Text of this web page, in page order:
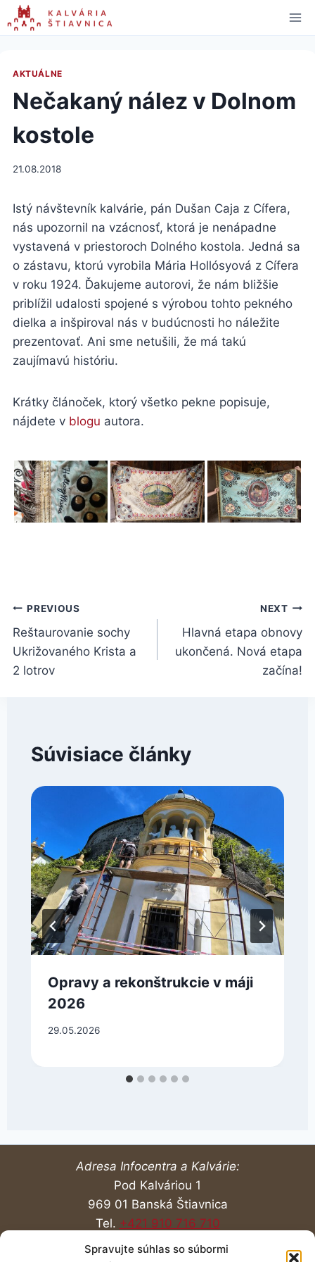
Spravujte súhlas so súbormi
Skip
to
AKTUÁLNE
Nečakaný nález v Dolnom
kostole
21.08.2018
Istý návštevník kalvárie, pán Dušan Caja z Cífera,
nás upozornil na vzácnosť, ktorá je nenápadne
vystavená v priestoroch Dolného kostola. Jedná sa
o zástavu, ktorú vyrobila Mária Hollósyová z Cífera
v roku 1924. Ďakujeme autorovi, že nám bližšie
priblížil udalosti spojené s výrobou tohto pekného
dielka a inšpiroval nás v budúcnosti ho náležite
prezentovať. Ani sme netušili, že má takú
zaujímavú históriu.
Krátky článoček, ktorý všetko pekne popisuje,
nájdete v blogu autora.
Navigácia
v
článku
PREVIOUS
Reštaurovanie sochy
Ukrižovaného Krista a
2 lotrov
NEXT
Hlavná etapa obnovy
ukončená. Nová etapa
začína!
Súvisiace články
Opravy a rekonštrukcie v máji
2026
29.05.2026
Adresa Infocentra a Kalvárie:
Pod Kalváriou 1
969 01 Banská Štiavnica
Tel. +421 910 716 710
Návšteva O Kalvárii Aktuality